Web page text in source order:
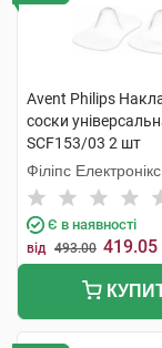
Avent Philips
соски
SCF153/03 2 шт
Філіпс Електронікс
Є в наявності
від 493.00 419.05